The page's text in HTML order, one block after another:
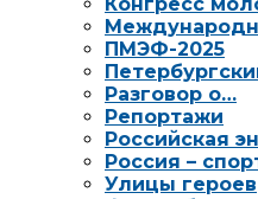
ПМЭФ-2025
Разговор о…
Репортажи
Российская
Россия –
Улицы героев